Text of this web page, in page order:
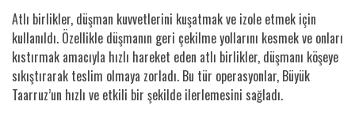
Atlı birlikler, düşman kuvvetlerini kuşatmak ve izole etmek için
kullanıldı. Özellikle düşmanın geri çekilme yollarını kesmek ve onları
kıstırmak amacıyla hızlı hareket eden atlı birlikler, düşmanı köşeye
sıkıştırarak teslim olmaya zorladı. Bu tür operasyonlar, Büyük
Taarruz’un hızlı ve etkili bir şekilde ilerlemesini sağladı.